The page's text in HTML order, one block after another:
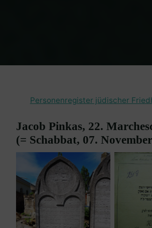
Personenregister jüdischer
Jacob Pinkas, 22.
(= Schabbat, 07.